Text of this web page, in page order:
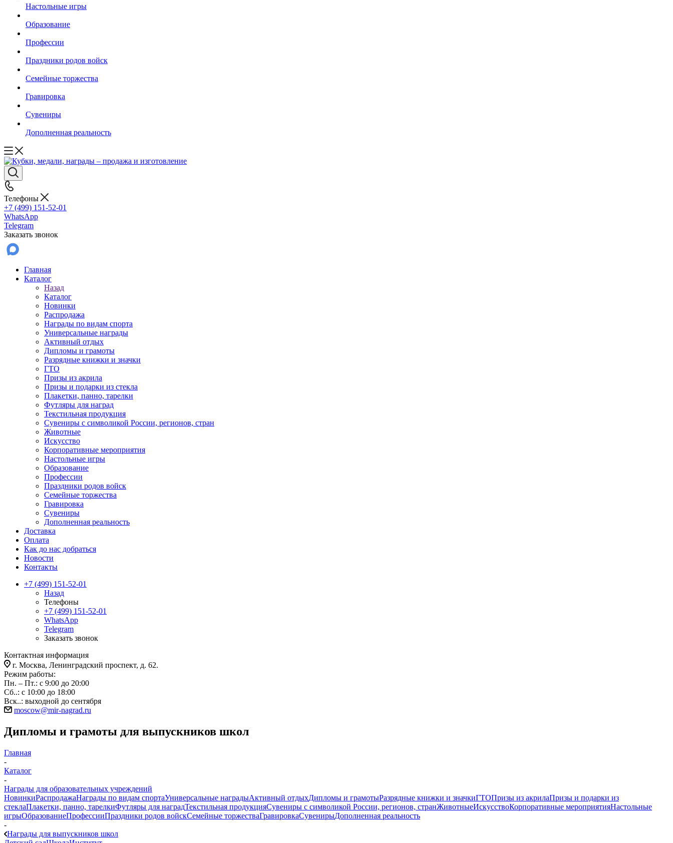
Настольные игры
Образование
Профессии
Праздники родов войск
Семейные торжества
Гравировка
Сувениры
Дополненная реальность
Телефоны
+7 (499) 151-52-01
WhatsApp
Telegram
Заказать звонок
Главная
Каталог
Назад
Каталог
Новинки
Распродажа
Награды по видам спорта
Универсальные награды
Активный отдых
Дипломы и грамоты
Разрядные книжки и значки
ГТО
Призы из акрила
Призы и подарки из стекла
Плакетки, панно, тарелки
Футляры для наград
Текстильная продукция
Сувениры с символикой России, регионов, стран
Животные
Искусство
Корпоративные мероприятия
Настольные игры
Образование
Профессии
Праздники родов войск
Семейные торжества
Гравировка
Сувениры
Дополненная реальность
Доставка
Оплата
Как до нас добраться
Новости
Контакты
+7 (499) 151-52-01
Назад
Телефоны
+7 (499) 151-52-01
WhatsApp
Telegram
Заказать звонок
Контактная информация
г. Москва, Ленинградский проспект, д. 62.
Режим работы:
Пн. – Пт.: с 9:00 до 20:00
Сб..: с 10:00 до 18:00
Вск..: выходной до сентября
moscow@mir-nagrad.ru
Дипломы и грамоты для выпускников школ
Главная
-
Каталог
-
Награды для образовательных учреждений
НовинкиРаспродажаНаграды по видам спортаУниверсальные наградыАктивный отдыхДипломы и грамотыРазрядные книжки и значкиГТОПризы из акрилаПризы и подарки из
стеклаПлакетки, панно, тарелкиФутляры для наградТекстильная продукцияСувениры с символикой России, регионов, странЖивотныеИскусствоКорпоративные мероприятияНастольные
игрыОбразованиеПрофессииПраздники родов войскСемейные торжестваГравировкаСувенирыДополненная реальность
-
Награды для выпускников школ